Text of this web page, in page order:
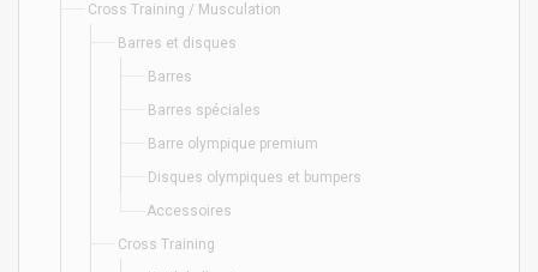
Cross Training / Musculation
Barres et disques
Barres
Barres spéciales
Barre olympique premium
Disques olympiques et bumpers
Accessoires
Cross Training